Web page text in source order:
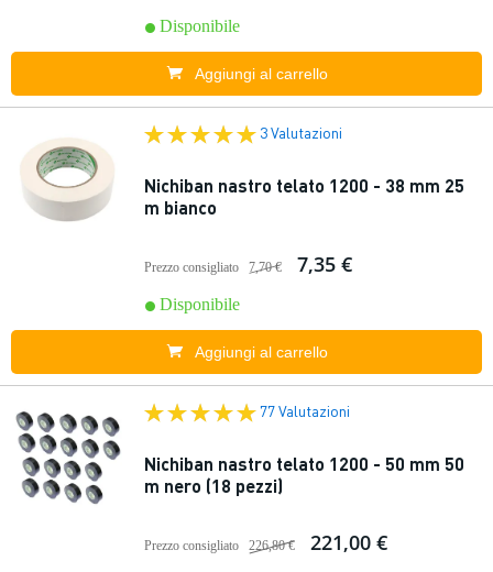
Disponibile
Aggiungi al carrello
3 Valutazioni
Nichiban nastro telato 1200 - 38 mm 25
m bianco
Prezzo consigliato 7,70 € 7,35 €
Disponibile
Aggiungi al carrello
77 Valutazioni
Nichiban nastro telato 1200 - 50 mm 50
m nero (18 pezzi)
Prezzo consigliato 226,80 € 221,00 €